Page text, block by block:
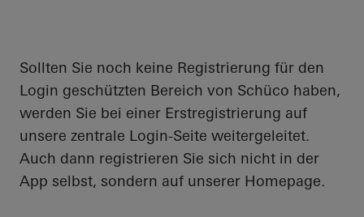
Sollten Sie noch keine Registrierung für den
Login geschützten Bereich von Schüco haben,
werden Sie bei einer Erstregistrierung auf
unsere zentrale Login-Seite weitergeleitet.
Auch dann registrieren Sie sich nicht in der
App selbst, sondern auf unserer Homepage.